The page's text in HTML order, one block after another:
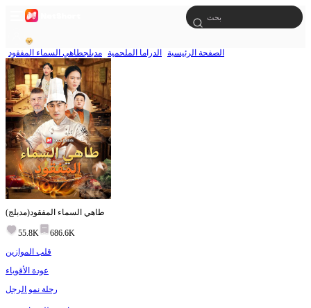
الصفحة الرئيسية الدراما الملحمية مدبلجطاهي السماء المفقود
(مدبلج)طاهي السماء المفقود
55.8K
686.6K
قلب الموازين
عودة الأقوياء
رحلة نمو الرجل